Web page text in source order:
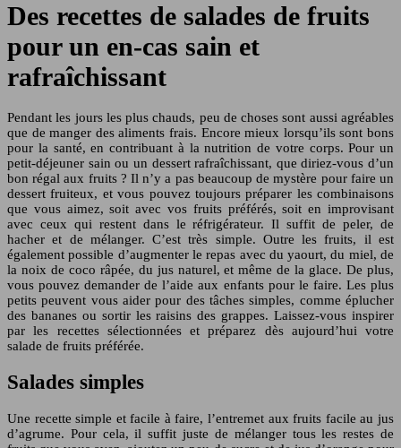
Des recettes de salades de fruits
pour un en-cas sain et
rafraîchissant
Pendant les jours les plus chauds, peu de choses sont aussi agréables
que de manger des aliments frais. Encore mieux lorsqu’ils sont bons
pour la santé, en contribuant à la nutrition de votre corps. Pour un
petit-déjeuner sain ou un dessert rafraîchissant, que diriez-vous d’un
bon régal aux fruits ? Il n’y a pas beaucoup de mystère pour faire un
dessert fruiteux, et vous pouvez toujours préparer les combinaisons
que vous aimez, soit avec vos fruits préférés, soit en improvisant
avec ceux qui restent dans le réfrigérateur. Il suffit de peler, de
hacher et de mélanger. C’est très simple. Outre les fruits, il est
également possible d’augmenter le repas avec du yaourt, du miel, de
la noix de coco râpée, du jus naturel, et même de la glace. De plus,
vous pouvez demander de l’aide aux enfants pour le faire. Les plus
petits peuvent vous aider pour des tâches simples, comme éplucher
des bananes ou sortir les raisins des grappes. Laissez-vous inspirer
par les recettes sélectionnées et préparez dès aujourd’hui votre
salade de fruits préférée.
Salades simples
Une recette simple et facile à faire, l’entremet aux fruits facile au jus
d’agrume. Pour cela, il suffit juste de mélanger tous les restes de